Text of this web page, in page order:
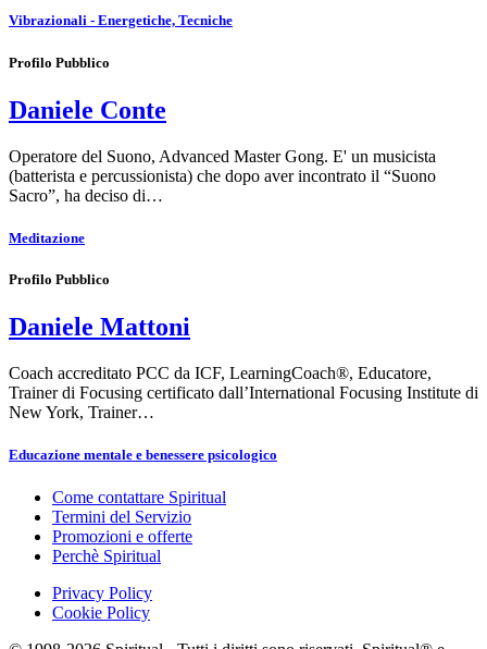
Vibrazionali - Energetiche, Tecniche
Profilo Pubblico
Daniele Conte
Operatore del Suono, Advanced Master Gong. E' un musicista
(batterista e percussionista) che dopo aver incontrato il “Suono
Sacro”, ha deciso di…
Meditazione
Profilo Pubblico
Daniele Mattoni
Coach accreditato PCC da ICF, LearningCoach®, Educatore,
Trainer di Focusing certificato dall’International Focusing Institute di
New York, Trainer…
Educazione mentale e benessere psicologico
Come contattare Spiritual
Termini del Servizio
Promozioni e offerte
Perchè Spiritual
Privacy Policy
Cookie Policy